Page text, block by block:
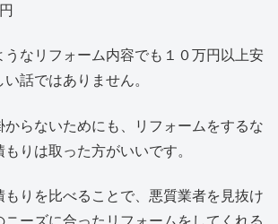
うなリフォーム内容でも１０万円以上安
話ではありません。
からないためにも、リフォームをするな
りは取った方がいいです。
もりを比べることで、悪質業者を見抜け
ニーズに合ったリフォームをしてくれる